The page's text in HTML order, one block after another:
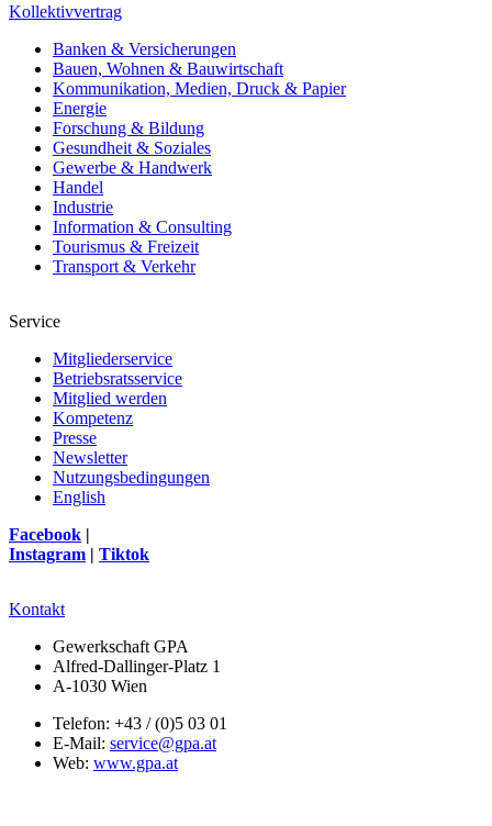
Kollektivvertrag
Banken & Versicherungen
Bauen, Wohnen & Bauwirtschaft
Kommunikation, Medien, Druck & Papier
Energie
Forschung & Bildung
Gesundheit & Soziales
Gewerbe & Handwerk
Handel
Industrie
Information & Consulting
Tourismus & Freizeit
Transport & Verkehr
Service
Mitgliederservice
Betriebsratsservice
Mitglied werden
Kompetenz
Presse
Newsletter
Nutzungsbedingungen
English
Facebook |
Instagram | Tiktok
Kontakt
Gewerkschaft GPA
Alfred-Dallinger-Platz 1
A-1030 Wien
Telefon: +43 / (0)5 03 01
E-Mail: service@gpa.at
Web: www.gpa.at